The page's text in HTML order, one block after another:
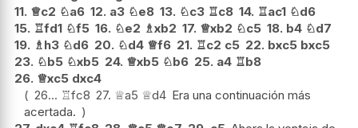
11. ♕c2 ♘a6 12. a3 ♘e8 13. ♘c3 ♖c8 14. ♖ac1 ♘d6
15. ♖fd1 ♘f5 16. ♘e2 ♗xb2 17. ♕xb2 ♘c5 18. b4 ♘d7
19. ♗ h3 ♘d6 20. ♘d4 ♕f6 21. ♖c2 c5 22. bxc5 bxc5
23. ♘b5 ♘xb5 24. ♕xb5 ♘b6 25. a4 ♖b8
26. ♕xc5 dxc4
26... ♖fc8 27. ♕a5 ♕d4 Era una continuación más
acertada.